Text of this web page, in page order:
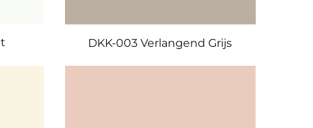
DKK-003 Verlangend Grijs